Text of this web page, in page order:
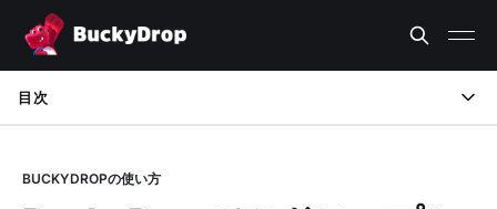
目次
BUCKYDROPの使い方